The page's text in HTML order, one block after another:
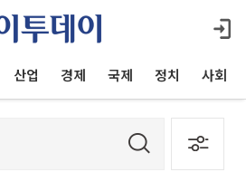
산업 경제 국제 정치 사회